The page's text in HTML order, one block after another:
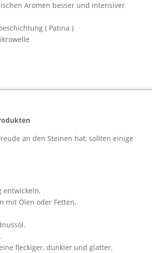
Aromen besser und intensiver
( Patina )
an den Steinen hat, sollten einige
entwickeln,
mit Ölen oder Fetten,
fleckiger, dunkler und glatter,